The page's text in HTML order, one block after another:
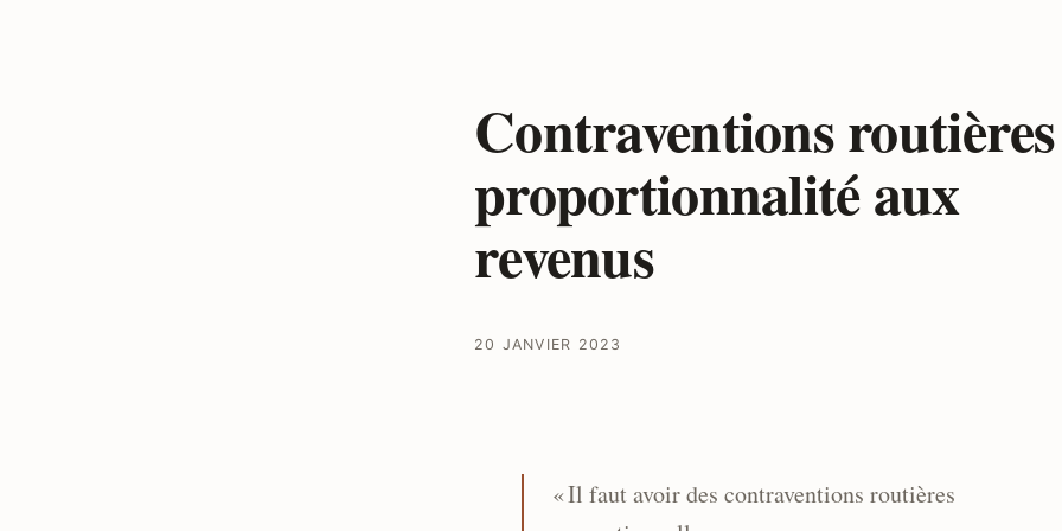
Contraventions
proportionnalité aux
revenus
20 JANVIER 2023
« Il faut avoir des contraventions routières